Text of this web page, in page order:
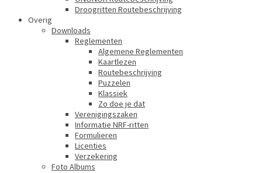
Droogritten Routebeschrijving
Overig
Downloads
Reglementen
Algemene Reglementen
Kaartlezen
Routebeschrijving
Puzzelen
Klassiek
Zo doe je dat
Verenigingszaken
Informatie NRF-ritten
Formulieren
Licenties
Verzekering
Foto Albums